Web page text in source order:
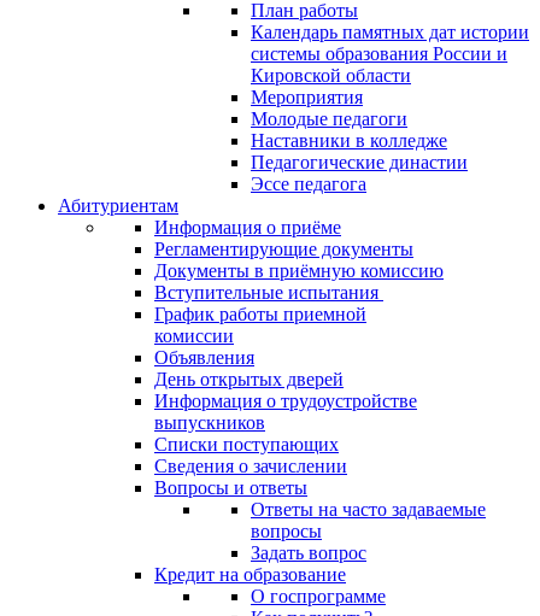
План работы
Календарь памятных дат истории
системы образования России и
Кировской области
Мероприятия
Молодые педагоги
Наставники в колледже
Педагогические династии
Эссе педагога
Абитуриентам
Информация о приёме
Регламентирующие документы
Документы в приёмную комиссию
Вступительные испытания
График работы приемной
комиссии
Объявления
День открытых дверей
Информация о трудоустройстве
выпускников
Списки поступающих
Сведения о зачислении
Вопросы и ответы
Ответы на часто задаваемые
вопросы
Задать вопрос
Кредит на образование
О госпрограмме